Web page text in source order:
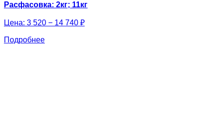
Расфасовка: 2кг; 11кг
Цена: 3 520 − 14 740 ₽
Подробнее